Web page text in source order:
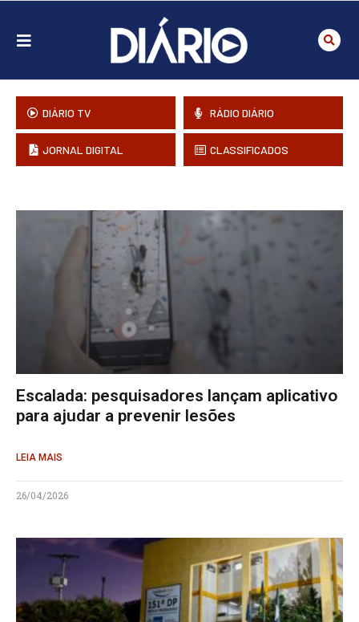
DIÁRIO TV RÁDIO DIÁRIO
JORNAL DIGITAL CLASSIFICADOS
Escalada: pesquisadores lançam aplicativo
para ajudar a prevenir lesões
LEIA MAIS
26/04/2026